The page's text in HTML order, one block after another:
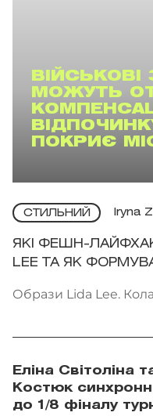
МОЖУТЬ
ПОКРИЄ
СТИЛЬНИЙ Iryna
ЯКІ ФЕШН-
LEE ТА ЯК
Образи Lida Lee.
Еліна Світоліна
Костюк
до 1/8 фіналу